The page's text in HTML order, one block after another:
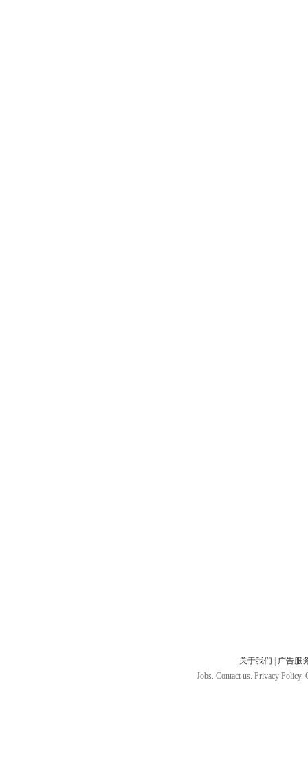
关于我们
广告服
Jobs. Contact us. Privacy